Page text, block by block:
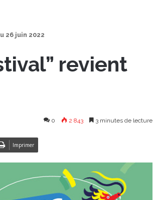
26 juin 2022
revient
0 2 843 3 minutes de lecture
Imprimer